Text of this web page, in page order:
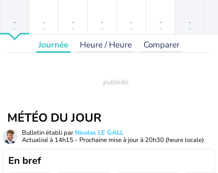
-
-
-
-
-
-
-
-
-
-
-
-
-
-
Journée Heure / Heure Comparer
MÉTÉO DU JOUR
Bulletin établi par Nicolas LE GALL
Actualisé à 14h15 - Prochaine mise à jour à 20h30 (heure locale)
En bref